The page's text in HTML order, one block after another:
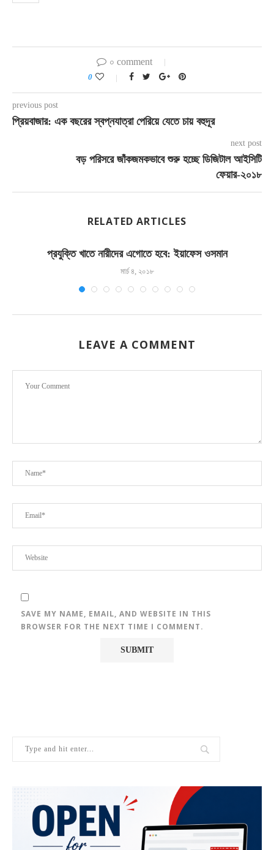
০ comment
0
previous post
প্রিয়বাজার: এক বছরের স্বপ্নযাত্রা পেরিয়ে যেতে চায় বহুদূর
next post
বড় পরিসরে জাঁকজমকভাবে শুরু হচ্ছে ডিজিটাল আইসিটি
ফেয়ার-২০১৮
RELATED ARTICLES
প্রযুক্তি খাতে নারীদের এগোতে হবে: ইয়াফেস ওসমান
মার্চ ৪, ২০১৮
LEAVE A COMMENT
SAVE MY NAME, EMAIL, AND WEBSITE IN THIS
BROWSER FOR THE NEXT TIME I COMMENT.